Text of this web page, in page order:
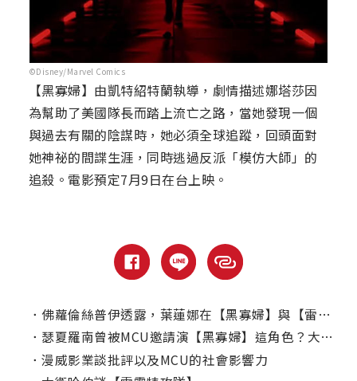
©Disney/Marvel Comics
【黑寡婦】由凱特紹特蘭執導，劇情描述娜塔莎因
為幫助了美國隊長而踏上流亡之路，當她發現一個
與過去有關的陰謀時，她必須全球追蹤，回頭面對
她神祕的間諜生涯，同時逃過反派「模仿大師」的
追殺。電影預定7月9日在台上映。
． 佛蘿倫絲普伊透露，葉蓮娜在【黑寡婦】與【雷霆特攻隊*】的差異？
． 瑟夏羅南曾被MCU邀請演【黑寡婦】這角色？大談為何拒絕超英電影！
． 漫威影業談批評以及MCU的社會影響力